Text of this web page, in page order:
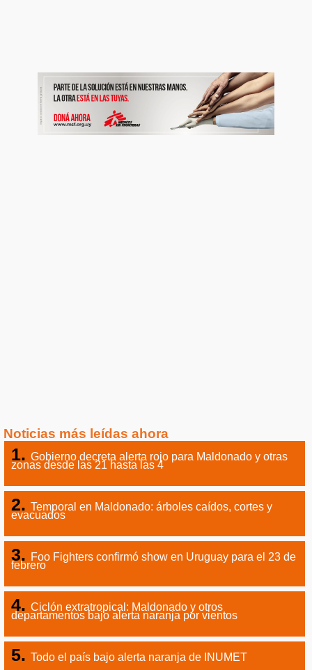
Noticias más leídas ahora
Gobierno decreta alerta rojo para Maldonado y otras
zonas desde las 21 hasta las 4
Temporal en Maldonado: árboles caídos, cortes y
evacuados
Foo Fighters confirmó show en Uruguay para el 23 de
febrero
Ciclón extratropical: Maldonado y otros
departamentos bajo alerta naranja por vientos
Todo el país bajo alerta naranja de INUMET